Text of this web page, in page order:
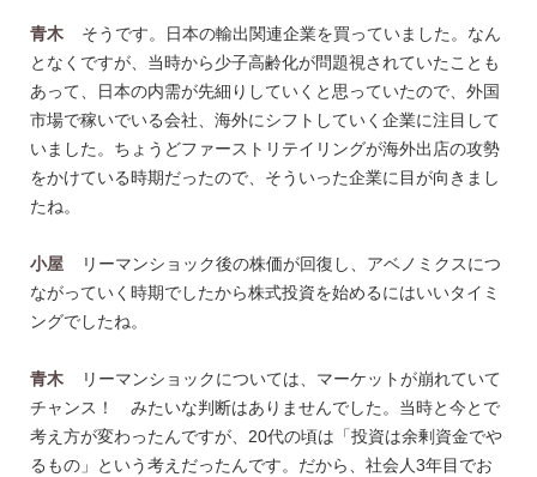
青木
そうです。日本の輸出関連企業を買っていました。なん
となくですが、当時から少子高齢化が問題視されていたことも
あって、日本の内需が先細りしていくと思っていたので、外国
市場で稼いでいる会社、海外にシフトしていく企業に注目して
いました。ちょうどファーストリテイリングが海外出店の攻勢
をかけている時期だったので、そういった企業に目が向きまし
たね。
小屋
リーマンショック後の株価が回復し、アベノミクスにつ
ながっていく時期でしたから株式投資を始めるにはいいタイミ
ングでしたね。
青木
リーマンショックについては、マーケットが崩れていて
チャンス！ みたいな判断はありませんでした。当時と今とで
考え方が変わったんですが、20代の頃は「投資は余剰資金でや
るもの」という考えだったんです。だから、社会人3年目でお